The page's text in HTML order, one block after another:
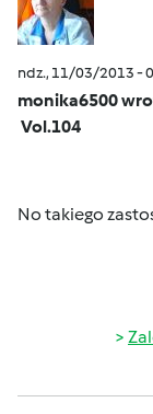
ndz., 11/03/2013 -
monika6500
Vol.104
No takiego